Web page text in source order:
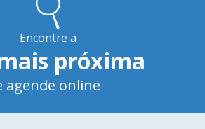
Encontre a
próxima
agende online